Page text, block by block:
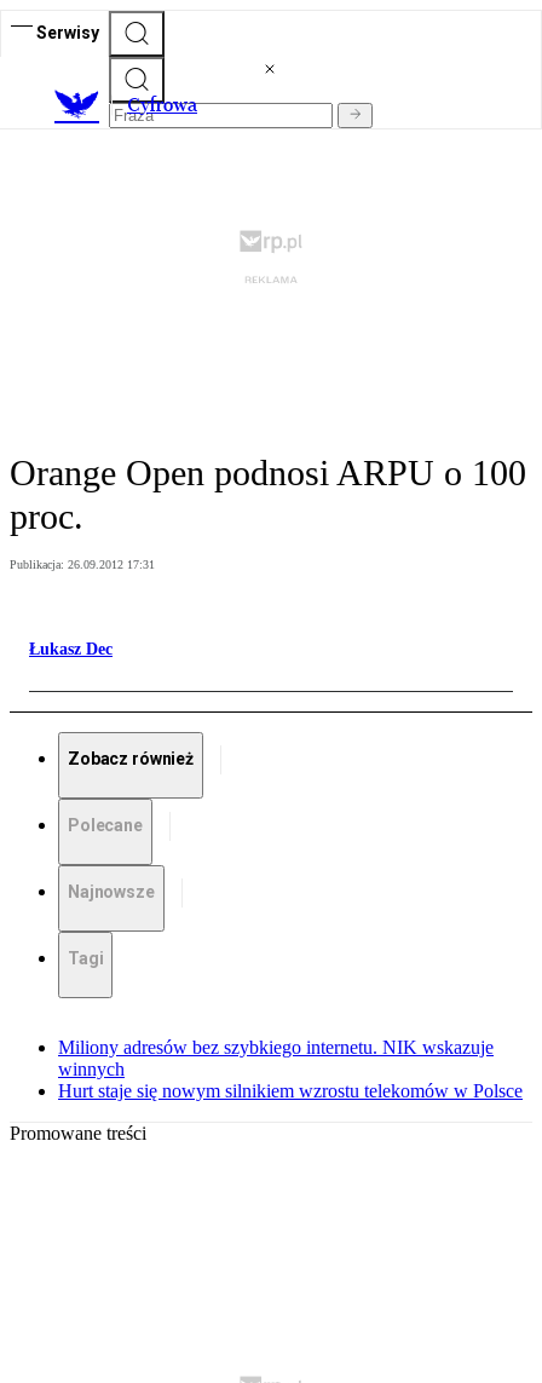
Serwisy
Cyfrowa
Orange Open podnosi ARPU o 100
proc.
Publikacja: 26.09.2012 17:31
Łukasz Dec
Zobacz również
Polecane
Najnowsze
Tagi
Miliony adresów bez szybkiego internetu. NIK wskazuje
winnych
Hurt staje się nowym silnikiem wzrostu telekomów w Polsce
Promowane treści